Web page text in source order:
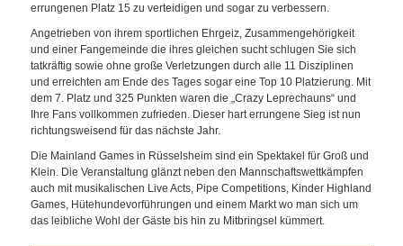
errungenen Platz 15 zu verteidigen und sogar zu verbessern.
Angetrieben von ihrem sportlichen Ehrgeiz, Zusammengehörigkeit
und einer Fangemeinde die ihres gleichen sucht schlugen Sie sich
tatkräftig sowie ohne große Verletzungen durch alle 11 Disziplinen
und erreichten am Ende des Tages sogar eine Top 10 Platzierung. Mit
dem 7. Platz und 325 Punkten waren die „Crazy Leprechauns“ und
Ihre Fans vollkommen zufrieden. Dieser hart errungene Sieg ist nun
richtungsweisend für das nächste Jahr.
Die Mainland Games in Rüsselsheim sind ein Spektakel für Groß und
Klein. Die Veranstaltung glänzt neben den Mannschaftswettkämpfen
auch mit musikalischen Live Acts, Pipe Competitions, Kinder Highland
Games, Hütehundevorführungen und einem Markt wo man sich um
das leibliche Wohl der Gäste bis hin zu Mitbringsel kümmert.